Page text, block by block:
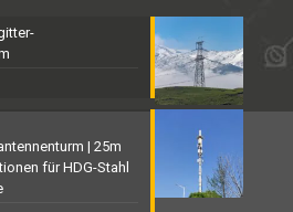
| 25m
für HDG-Stahl